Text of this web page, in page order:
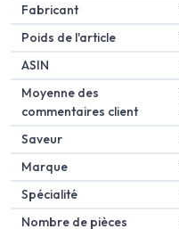
Fabricant
Poids de l'article
ASIN
Moyenne des
commentaires client
Saveur
Marque
Spécialité
Nombre de pièces